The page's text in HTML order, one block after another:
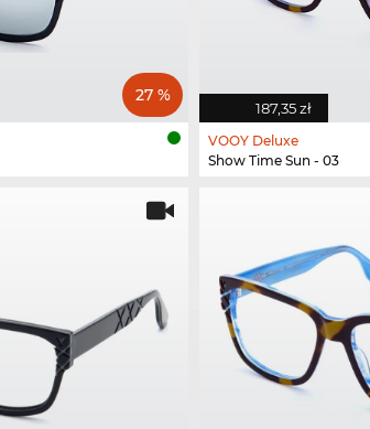
27 %
187,35 zł
VOOY Deluxe
Show Time Sun - 03